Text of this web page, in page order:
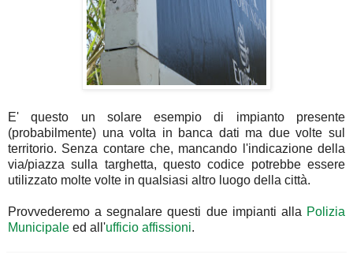
E' questo un solare esempio di impianto presente
(probabilmente) una volta in banca dati ma due volte sul
territorio. Senza contare che, mancando l'indicazione della
via/piazza sulla targhetta, questo codice potrebbe essere
utilizzato molte volte in qualsiasi altro luogo della città.
Provvederemo a segnalare questi due impianti alla Polizia
Municipale ed all'ufficio affissioni.